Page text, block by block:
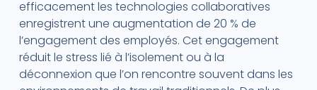
efficacement les technologies collaboratives
enregistrent une augmentation de 20 % de
l’engagement des employés. Cet engagement
réduit le stress lié à l’isolement ou à la
déconnexion que l’on rencontre souvent dans les